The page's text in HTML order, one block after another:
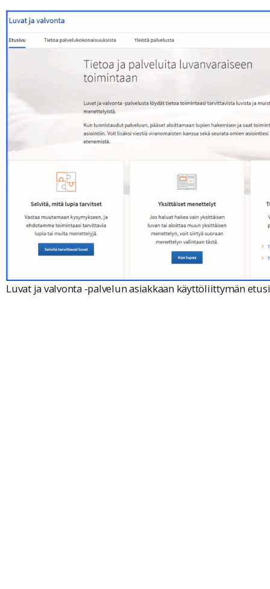
Luvat ja valvonta -palvelun asiakkaan käyttöliittymän